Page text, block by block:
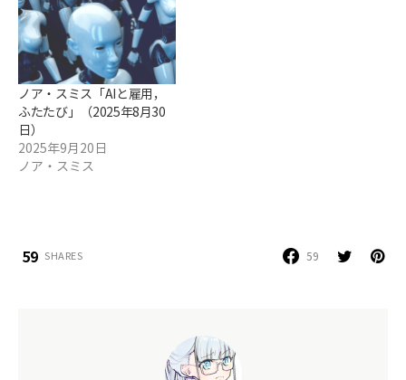
ノア・スミス「AIと雇用，
ふたたび」（2025年8月30
日）
2025年9月20日
ノア・スミス
59 SHARES 59